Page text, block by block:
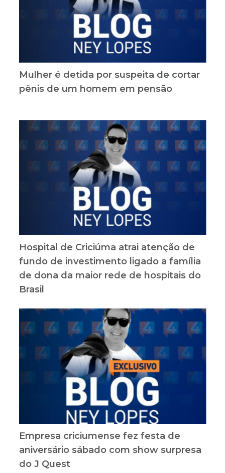
Mulher é detida por suspeita de cortar
pênis de um homem em pensão
Hospital de Criciúma atrai atenção de
fundo de investimento ligado a família
de dona da maior rede de hospitais do
Brasil
Empresa criciumense fez festa de
aniversário sábado com show surpresa
do J Quest